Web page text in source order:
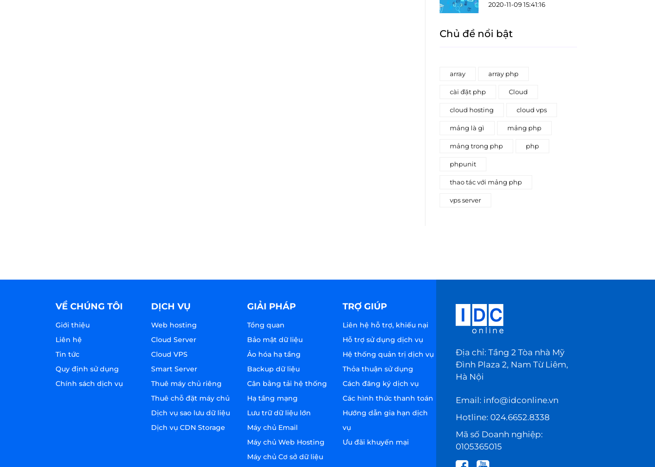
2020-11-09 15:41:16
Chủ đề nổi bật
array array php
cài đặt php Cloud
cloud hosting cloud vps
mảng là gì mảng php
mảng trong php php
phpunit
thao tác với mảng php
vps server
VỀ CHÚNG TÔI
Giới thiệu
Liên hệ
Tin tức
Quy định sử dụng
Chính sách dịch vụ
DỊCH VỤ
Web hosting
Cloud Server
Cloud VPS
Smart Server
Thuê máy chủ riêng
Thuê chỗ đặt máy chủ
Dịch vụ sao lưu dữ liệu
Dịch vụ CDN Storage
GIẢI PHÁP
Tổng quan
Bảo mật dữ liệu
Ảo hóa hạ tầng
Backup dữ liệu
Cân bằng tải hệ thống
Hạ tầng mạng
Lưu trữ dữ liệu lớn
Máy chủ Email
Máy chủ Web Hosting
Máy chủ Cơ sở dữ liệu
TRỢ GIÚP
Liên hệ hỗ trợ, khiếu nại
Hỗ trợ sử dụng dịch vụ
Hệ thống quản trị dịch vụ
Thỏa thuận sử dụng
Cách đăng ký dịch vụ
Các hình thức thanh toán
Hướng dẫn gia hạn dịch
vụ
Ưu đãi khuyến mại
Địa chỉ: Tầng 2 Tòa nhà Mỹ
Đình Plaza 2, Nam Từ Liêm,
Hà Nội
Email: info@idconline.vn
Hotline: 024.6652.8338
Mã số Doanh nghiệp:
0105365015